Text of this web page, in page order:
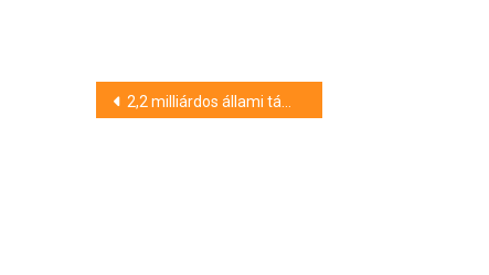
Bejegyzés
2,2 milliárdos állami támogatást kap a debreceni repülőtér